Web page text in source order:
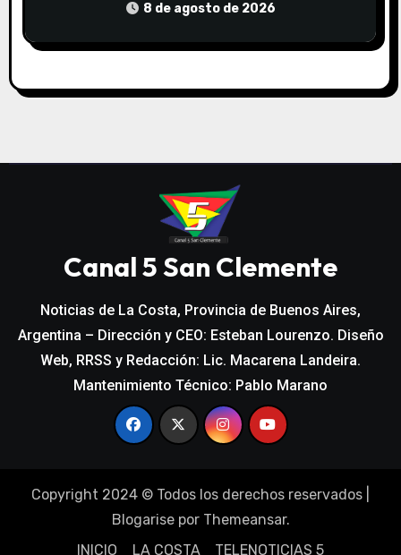
8 de agosto de 2026
Canal 5 San Clemente
Noticias de La Costa, Provincia de Buenos Aires,
Argentina – Dirección y CEO: Esteban Lourenzo. Diseño
Web, RRSS y Redacción: Lic. Macarena Landeira.
Mantenimiento Técnico: Pablo Marano
Copyright 2024 © Todos los derechos reservados
Blogarisepor Themeansar.
INICIO
LA COSTA TELENOTICIAS 5